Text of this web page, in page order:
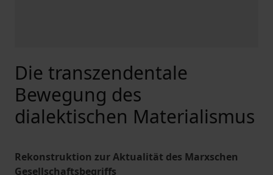
Die transzendentale
Bewegung des
dialektischen Materialismus
Rekonstruktion zur Aktualität des Marxschen
Gesellschaftsbegriffs